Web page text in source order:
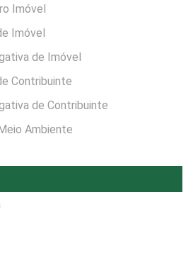
Imóvel
Imóvel
de Imóvel
Contribuinte
de Contribuinte
Ambiente